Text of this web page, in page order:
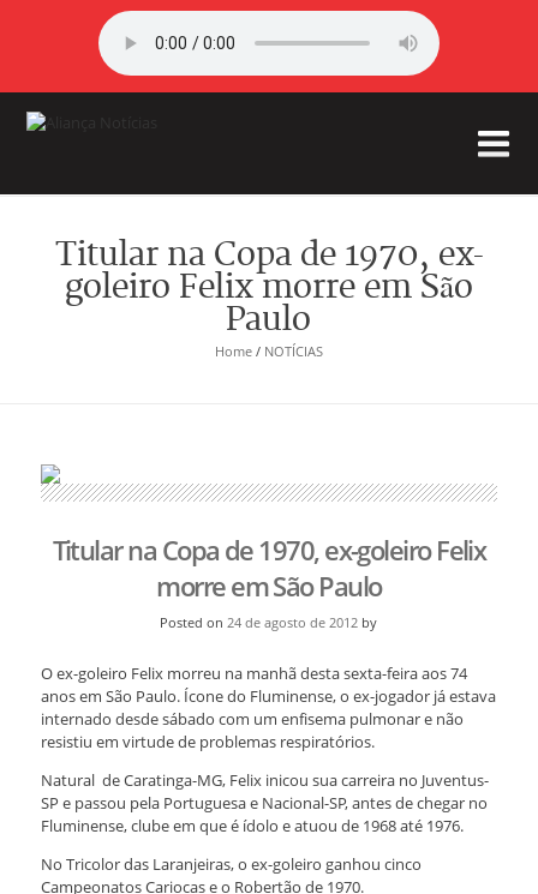
Titular na Copa de 1970, ex-
goleiro Felix morre em São
Paulo
Home/ NOTÍCIAS
Titular na Copa de 1970, ex-goleiro Felix
morre em São Paulo
Posted on 24 de agosto de 2012 by
O ex-goleiro Felix morreu na manhã desta sexta-feira aos 74
anos em São Paulo. Ícone do Fluminense, o ex-jogador já estava
internado desde sábado com um enfisema pulmonar e não
resistiu em virtude de problemas respiratórios.
Natural de Caratinga-MG, Felix inicou sua carreira no Juventus-
SP e passou pela Portuguesa e Nacional-SP, antes de chegar no
Fluminense, clube em que é ídolo e atuou de 1968 até 1976.
No Tricolor das Laranjeiras, o ex-goleiro ganhou cinco
Campeonatos Cariocas e o Robertão de 1970.